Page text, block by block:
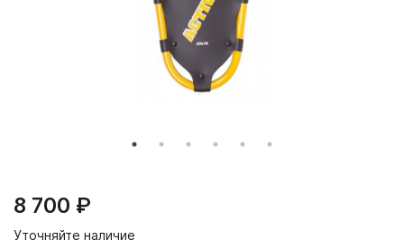
8 700 ₽
Уточняйте наличие